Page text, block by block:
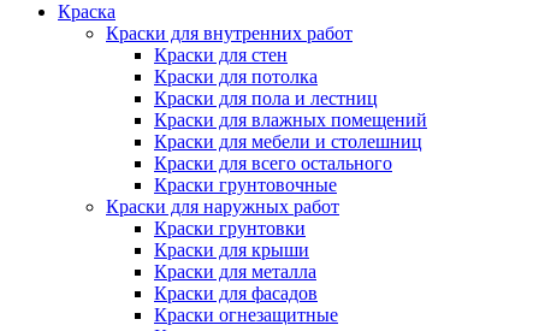
Краска
Краски для внутренних работ
Краски для стен
Краски для потолка
Краски для пола и лестниц
Краски для влажных помещений
Краски для мебели и столешниц
Краски для всего остального
Краски грунтовочные
Краски для наружных работ
Краски грунтовки
Краски для крыши
Краски для металла
Краски для фасадов
Краски огнезащитные